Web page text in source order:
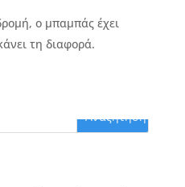
ο μπαμπάς έχει
τη διαφορά.